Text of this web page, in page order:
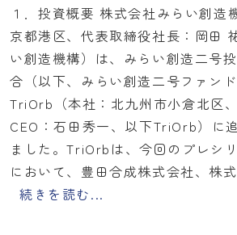
１．投資概要 株式会社みらい創造
京都港区、代表取締役社長：岡田
い創造機構）は、みらい創造二号
合（以下、みらい創造二号ファン
TriOrb（本社：北九州市小倉北区
CEO：石田秀一、以下TriOrb）に
ました。TriOrbは、今回のプレシ
において、豊田合成株式会社、株
続きを読む...